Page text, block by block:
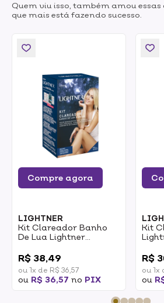
Quem viu isso, também amou
que mais está fazendo sucesso.
Compre agora
LIGHTNER
Kit Clareador Banho
De Lua Lightner
R$ 38,49
ou 1x de R$ 36,57
ou R$ 36,57 no PIX
Kit
R$
ou 1x
ou